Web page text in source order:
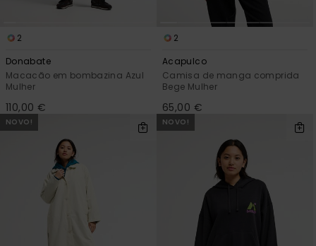
2
Donabate
Macacão em bombazina Azul
Mulher
110,00 €
2
Acapulco
Camisa de manga comprida
Bege Mulher
65,00 €
NOVO! NOVO!